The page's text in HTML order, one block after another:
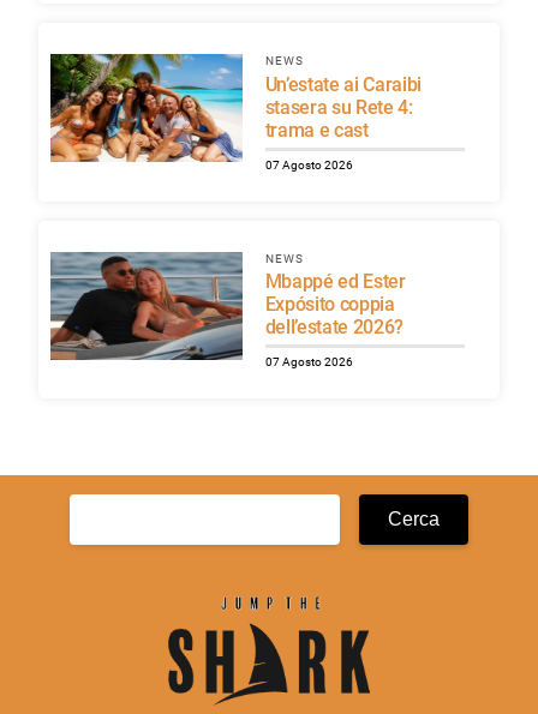
NEWS
Un’estate ai Caraibi
stasera su Rete 4:
trama e cast
07 Agosto 2026
NEWS
Mbappé ed Ester
Expósito coppia
dell’estate 2026?
07 Agosto 2026